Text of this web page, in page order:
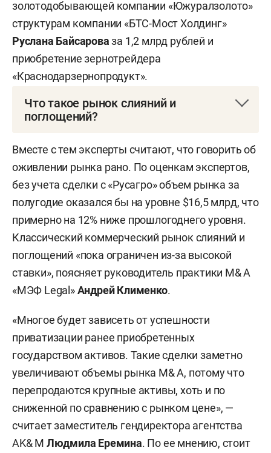
золотодобывающей компании «Южуралзолото»
структурам компании «БТС-Мост Холдинг»
Руслана Байсароваза 1,2 млрд рублей и
приобретение зернотрейдера
«Краснодарзернопродукт».
Что такое рынок слияний и
поглощений?
и поглощения) — процесс объединения
компаний для расширения бизнеса, выхода на
новые рынки или оптимизации расходов. На
российском рынке такие сделки проходят
между крупными и средними игроками при
участии консультантов, аудиторов и
государственных регуляторов.
Вместе с тем эксперты считают, что говорить об
оживлении рынка рано. По оценкам экспертов,
без учета сделки с «Русагро» объем рынка за
полугодие оказался бы на уровне $16,5 млрд, что
примерно на 12% ниже прошлогоднего уровня.
Классический коммерческий рынок слияний и
поглощений «пока ограничен из-за высокой
ставки», поясняет руководитель практики M& A
«МЭФ Legal»Андрей Клименко.
«Многое будет зависеть от успешности
приватизации ранее приобретенных
государством активов. Такие сделки заметно
увеличивают объемы рынка M& A, потому что
перепродаются крупные активы, хоть и по
сниженной по сравнению с рынком цене», —
считает заместитель гендиректора агентства
AK& M Людмила Еремина. По ее мнению, стоит